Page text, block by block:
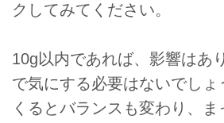
クしてみてください。
10g以内であれば、影響はあ
で気にする必要はないでしょ
くるとバランスも変わり、ま